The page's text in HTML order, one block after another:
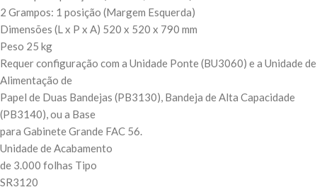
2 Grampos: 1 posição (Margem Esquerda)
Dimensões (L x P x A) 520 x 520 x 790 mm
Peso 25 kg
Requer configuração com a Unidade Ponte (BU3060) e a Unidade de
Alimentação de
Papel de Duas Bandejas (PB3130), Bandeja de Alta Capacidade
(PB3140), ou a Base
para Gabinete Grande FAC 56.
Unidade de Acabamento
de 3.000 folhas Tipo
SR3120